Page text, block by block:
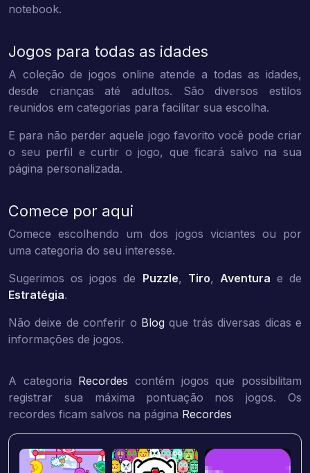
notebook.
Jogos para todas as idades
A coleção de jogos online atende a todas as idades,
desde crianças até adultos. São diversos estilos
reunidos em categorias para facilitar sua escolha.
E para não perder aquele jogo favorito você pode criar
o seu perfil e curtir o jogo, que ficará salvo na sua
página personalizada.
Comece por aqui
Comece escolhendo um dos jogos viciantes ou por
uma categoria do seu interesse.
Sugerimos os jogos de Puzzle, Tiro, Aventura e de
Estratégia.
Não deixe de conferir o Blog que trás diversas dicas e
informações de jogos.
A categoria Recordes contém jogos que possibilitam
registrar sua máxima pontuação nos jogos. Os
recordes ficam salvos na página Recordes